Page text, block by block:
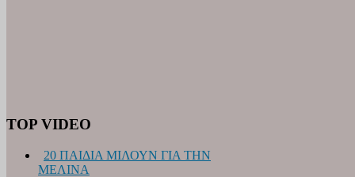
TOP VIDEO
20 ΠΑΙΔΙΑ ΜΙΛΟΥΝ ΓΙΑ ΤΗΝ
ΜΕΛΙΝΑ